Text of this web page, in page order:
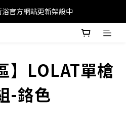
浴官方網站更新架設中
】LOLAT單槍
-鉻色